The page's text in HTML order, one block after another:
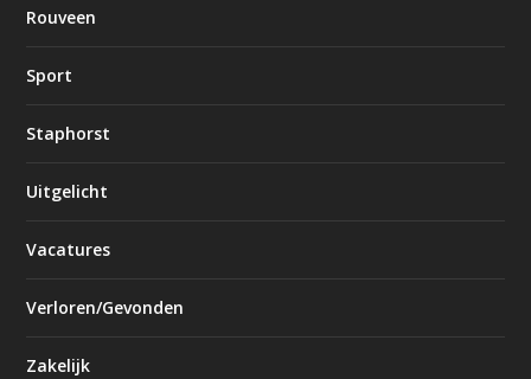
Rouveen
Sport
Staphorst
Uitgelicht
Vacatures
Verloren/Gevonden
Zakelijk